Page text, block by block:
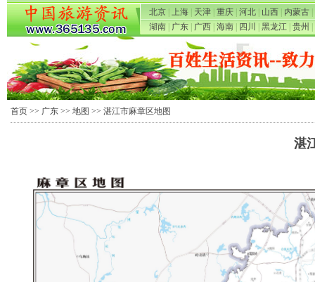
北京 上海 天津 重庆 河北 山西 内蒙古
湖南
广东 广西 海南 四川 黑龙江 贵州
首页 >> 广东 >> 地图 >> 湛江市麻章区地图
湛